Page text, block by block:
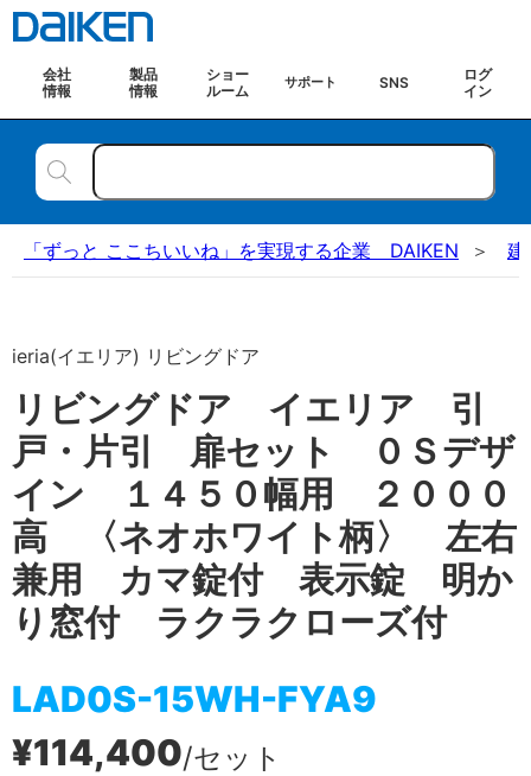
会社
情報
製品
情報
ショー
ルーム
サポート SNS
ログ
イン
「ずっと ここちいいね」を実現する企業 DAIKEN 建
ieria(イエリア) リビングドア
リビングドア イエリア 引
戸・片引 扉セット ０Ｓデザ
イン １４５０幅用 ２０００
高 〈ネオホワイト柄〉 左右
兼用 カマ錠付 表示錠 明か
り窓付 ラクラクローズ付
LAD0S-15WH-FYA9
¥114,400/セット